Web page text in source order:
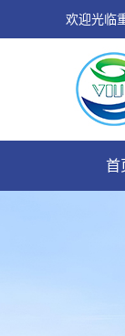
欢迎光临
首